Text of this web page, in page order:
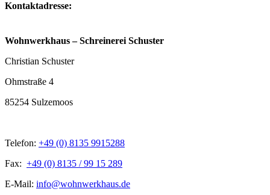
Kontaktadresse:
Wohnwerkhaus – Schreinerei Schuster
Christian Schuster
Ohmstraße 4
85254 Sulzemoos
Telefon: +49 (0) 8135 9915288
Fax: +49 (0) 8135 / 99 15 289
E-Mail: info@wohnwerkhaus.de